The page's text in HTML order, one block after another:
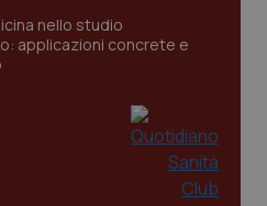
nello studio
applicazioni concrete e
www.quotidianosanita.it